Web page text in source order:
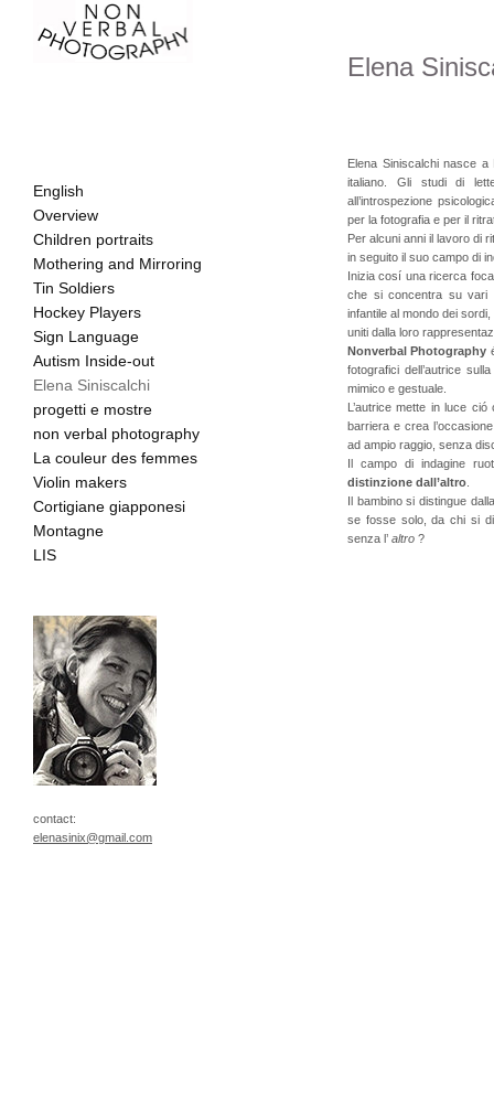
Elena
English
Overview
Children portraits
Mothering and Mirroring
Tin Soldiers
Hockey Players
Sign Language
Autism Inside-out
Elena Siniscalchi
progetti e mostre
non verbal photography
La couleur des femmes
Violin makers
Cortigiane giapponesi
Montagne
LIS
contact:
elenasinix@gmail.com
Elena Siniscalchi nasce
italiano. Gli studi di
all’introspezione
per la fotografia e per il
Per alcuni anni il lavoro di
in seguito il suo campo di
Inizia cosí una ricerca
che si concentra su vari
infantile al mondo dei
uniti dalla loro
Nonverbal Photography
fotografici dell’autrice
mimico e gestuale.
L’autrice mette in luce
barriera e crea
ad ampio raggio, senza
Il campo di indagine
distinzione dall’altro
Il bambino si distingue
se fosse solo, da chi si
senza l’ altro ?